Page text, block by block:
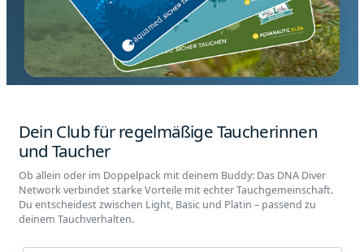
Dein Club für regelmäßige Taucherinnen
und Taucher
Ob allein oder im Doppelpack mit deinem Buddy: Das DNA Diver
Network verbindet starke Vorteile mit echter Tauchgemeinschaft.
Du entscheidest zwischen Light, Basic und Platin – passend zu
deinem Tauchverhalten.